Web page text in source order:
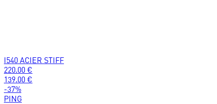
I540 ACIER STIFF
220.00 €
139.00 €
-37%
PING